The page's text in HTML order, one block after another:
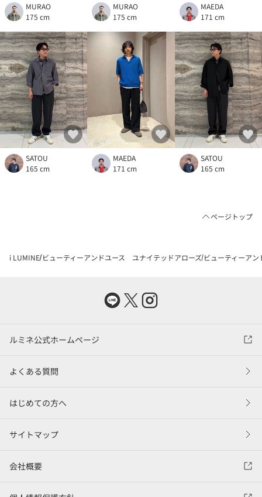
MURAO
175 cm
MURAO
175 cm
MAEDA
171 cm
SATOU
165 cm
MAEDA
171 cm
SATOU
165 cm
ページトップ
i LUMINE ビューティーアンドユース ユナイテッドアローズ ビューティーア
ルミネ公式ホームページ
よくある質問
はじめての方へ
サイトマップ
会社概要